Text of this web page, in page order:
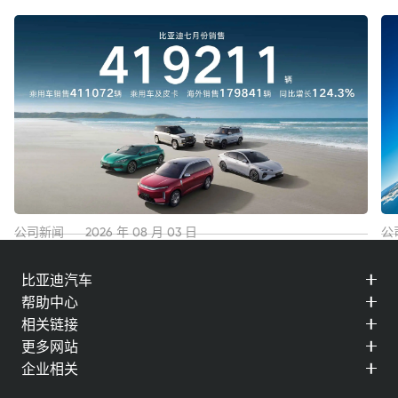
公司新闻 2026 年 08 月 03 日
新高！
查看详情
公
比亚迪汽车
帮助中心
相关链接
更多网站
企业相关